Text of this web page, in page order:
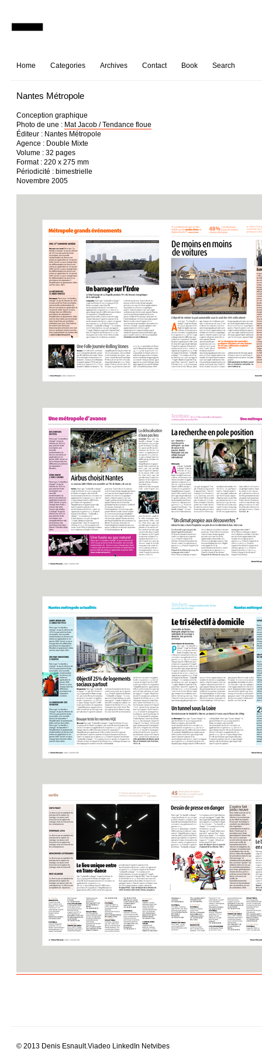
Home Categories Archives Contact Book Search
Nantes Métropole
Conception graphique
Photo de une : Mat Jacob / Tendance floue
Éditeur : Nantes Métropole
Agence : Double Mixte
Volume : 32 pages
Format : 220 x 275 mm
Périodicité : bimestrielle
Novembre 2005
© 2013 Denis Esnault.Viadeo LinkedIn Netvibes